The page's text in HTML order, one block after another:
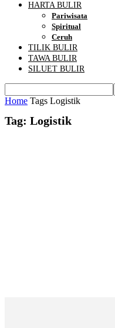
HARTA BULIR
Pariwisata
Spiritual
Ceruh
TILIK BULIR
TAWA BULIR
SILUET BULIR
Home Tags Logistik
Tag: Logistik